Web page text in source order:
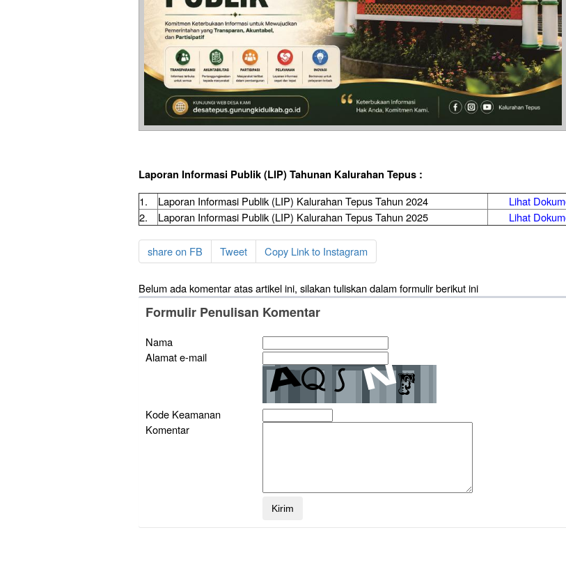
Laporan Informasi Publik (LIP) Tahunan Kalurahan Tepus :
1.
Laporan Informasi Publik (LIP) Kalurahan Tepus Tahun 2024
Lihat
2.
Laporan Informasi Publik (LIP) Kalurahan Tepus Tahun 2025 Lihat
share on FB Tweet Copy Link to Instagram
Belum ada komentar atas artikel ini, silakan tuliskan dalam formulir berikut ini
Formulir Penulisan Komentar
Nama
Alamat e-mail
Kode Keamanan
Komentar